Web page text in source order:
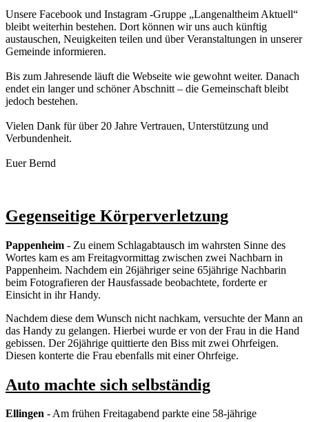
Unsere Facebook und Instagram -Gruppe „Langenaltheim Aktuell“
bleibt weiterhin bestehen. Dort können wir uns auch künftig
austauschen, Neuigkeiten teilen und über Veranstaltungen in unserer
Gemeinde informieren.
Bis zum Jahresende läuft die Webseite wie gewohnt weiter. Danach
endet ein langer und schöner Abschnitt – die Gemeinschaft bleibt
jedoch bestehen.
Vielen Dank für über 20 Jahre Vertrauen, Unterstützung und
Verbundenheit.
Euer Bernd
Gegenseitige Körperverletzung
Pappenheim - Zu einem Schlagabtausch im wahrsten Sinne des
Wortes kam es am Freitagvormittag zwischen zwei Nachbarn in
Pappenheim. Nachdem ein 26jähriger seine 65jährige Nachbarin
beim Fotografieren der Hausfassade beobachtete, forderte er
Einsicht in ihr Handy.
Nachdem diese dem Wunsch nicht nachkam, versuchte der Mann an
das Handy zu gelangen. Hierbei wurde er von der Frau in die Hand
gebissen. Der 26jährige quittierte den Biss mit zwei Ohrfeigen.
Diesen konterte die Frau ebenfalls mit einer Ohrfeige.
Auto machte sich selbständig
Ellingen - Am frühen Freitagabend parkte eine 58-jährige